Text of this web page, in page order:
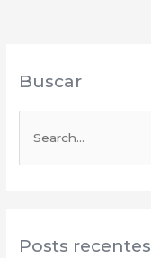
Buscar
e
u
Posts recentes